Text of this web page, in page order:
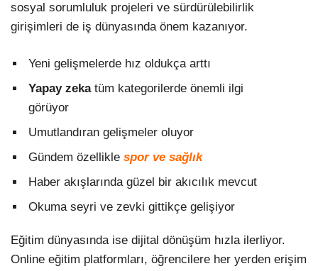
sosyal sorumluluk projeleri ve sürdürülebilirlik
girişimleri de iş dünyasında önem kazanıyor.
Yeni gelişmelerde hız oldukça arttı
Yapay zekatüm kategorilerde önemli ilgi
görüyor
Umutlandıran gelişmeler oluyor
Gündem özellikle spor ve sağlık
Haber akışlarında güzel bir akıcılık mevcut
Okuma seyri ve zevki gittikçe gelişiyor
Eğitim dünyasında ise dijital dönüşüm hızla ilerliyor.
Online eğitim platformları, öğrencilere her yerden erişim